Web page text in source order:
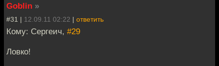
Goblin »
#31 | 12.09.11 02:22 | ответить
Кому: Сергеич, #29
Ловко!